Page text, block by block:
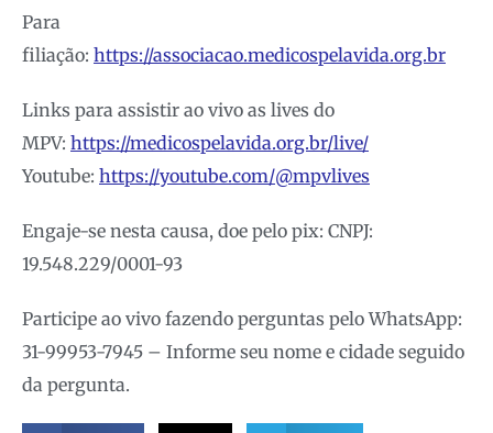
Para
filiação: https://associacao.medicospelavida.org.br
Links para assistir ao vivo as lives do
MPV: https://medicospelavida.org.br/live/
Youtube: https://youtube.com/@mpvlives
Engaje-se nesta causa, doe pelo pix: CNPJ:
19.548.229/0001-93
Participe ao vivo fazendo perguntas pelo WhatsApp:
31-99953-7945 – Informe seu nome e cidade seguido
da pergunta.